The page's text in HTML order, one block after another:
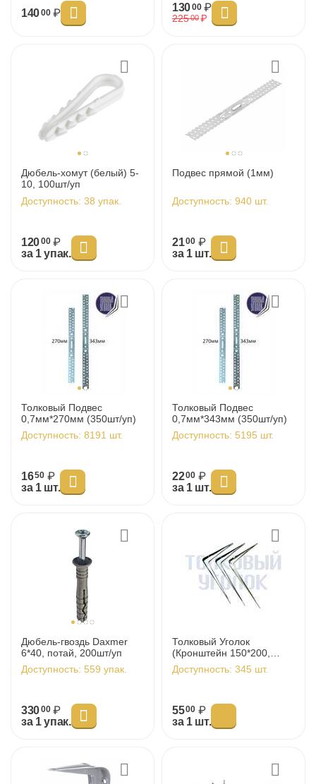
14000 ₽ 13000 ₽
22500₽
Дюбель-хомут (белый) 5-
10, 100шт/уп
Доступность: 38 упак.
12000 ₽
за 1 упак.
Подвес прямой (1мм)
Доступность: 940 шт.
2100 ₽
за 1 шт.
Толковый Подвес
0,7мм*270мм (350шт/уп)
Доступность: 8191 шт.
1650 ₽
за 1 шт.
Толковый Подвес
0,7мм*343мм (350шт/уп)
Доступность: 5195 шт.
2200 ₽
за 1 шт.
Дюбель-гвоздь Daxmer
6*40, потай, 200шт/уп
Доступность: 559 упак.
33000 ₽
за 1 упак.
Толковый Уголок
(Кронштейн 150*200,
40шт/уп)
Доступность: 345 шт.
5500 ₽
за 1 шт.